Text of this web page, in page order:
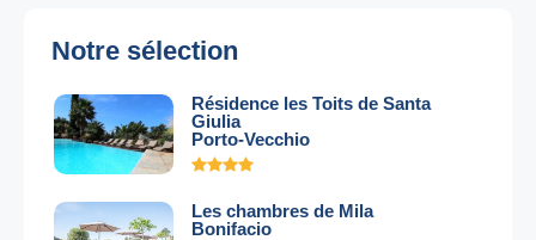
Notre sélection
Résidence les Toits de Santa
Giulia
Porto-Vecchio
Les chambres de Mila
Bonifacio